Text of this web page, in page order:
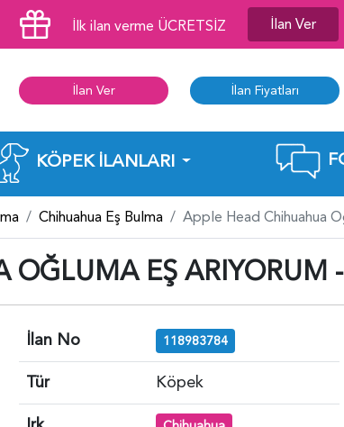
İlk ilan verme ÜCRETSİZ İlan Ver
İlan Ver İlan Fiyatları
KÖPEK İLANLARI
Chihuahua Eş Bulma Apple Head Chihuahua
OĞLUMA EŞ ARIYORUM
İlan No 118983784
Tür
Köpek